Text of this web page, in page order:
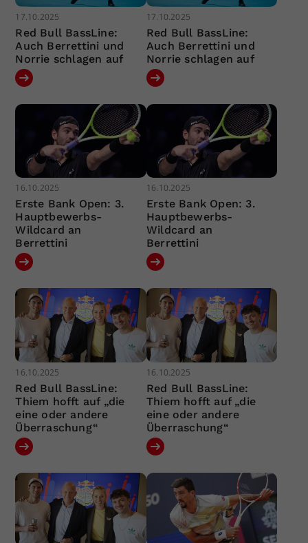
17.10.2025
Red Bull BassLine:
Auch Berrettini und
Norrie schlagen auf
17.10.2025
Red Bull BassLine:
Auch Berrettini und
Norrie schlagen auf
16.10.2025
Erste Bank Open: 3.
Hauptbewerbs-
Wildcard an
Berrettini
16.10.2025
Erste Bank Open: 3.
Hauptbewerbs-
Wildcard an
Berrettini
16.10.2025
Red Bull BassLine:
Thiem hofft auf „die
eine oder andere
Überraschung“
16.10.2025
Red Bull BassLine:
Thiem hofft auf „die
eine oder andere
Überraschung“